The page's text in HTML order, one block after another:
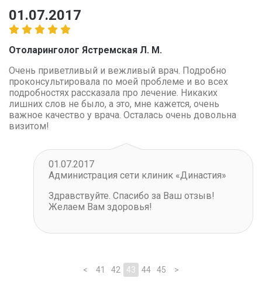
01.07.2017
Отоларинголог Ястремская Л. М.
Очень приветливый и вежливый врач. Подробно
проконсультировала по моей проблеме и во всех
подробностях рассказала про лечение. Никаких
лишних слов не было, а это, мне кажется, очень
важное качество у врача. Осталась очень довольна
визитом!
01.07.2017
Администрация сети клиник «Династия»
Здравствуйте. Спасибо за Ваш отзыв!
Желаем Вам здоровья!
< 41 42 43 44 45 >